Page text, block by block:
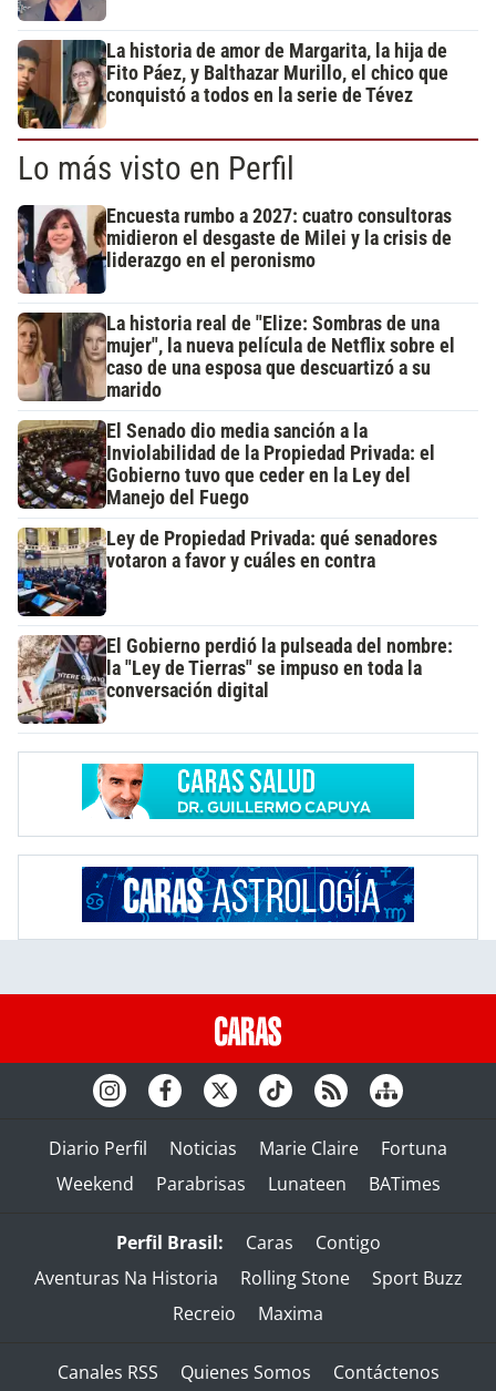
La historia de amor de Margarita, la hija de
Fito Páez, y Balthazar Murillo, el chico que
conquistó a todos en la serie de Tévez
Lo más visto en Perfil
Encuesta rumbo a 2027: cuatro consultoras
midieron el desgaste de Milei y la crisis de
liderazgo en el peronismo
La historia real de "Elize: Sombras de una
mujer", la nueva película de Netflix sobre el
caso de una esposa que descuartizó a su
marido
El Senado dio media sanción a la
Inviolabilidad de la Propiedad Privada: el
Gobierno tuvo que ceder en la Ley del
Manejo del Fuego
Ley de Propiedad Privada: qué senadores
votaron a favor y cuáles en contra
El Gobierno perdió la pulseada del nombre:
la "Ley de Tierras" se impuso en toda la
conversación digital
Diario Perfil Noticias Marie Claire
Fortuna
Weekend
Parabrisas Lunateen BATimes
Perfil Brasil: Caras
Contigo
Aventuras Na Historia
Rolling Stone
Sport Buzz
Recreio
Maxima
Canales RSS Quienes Somos Contáctenos